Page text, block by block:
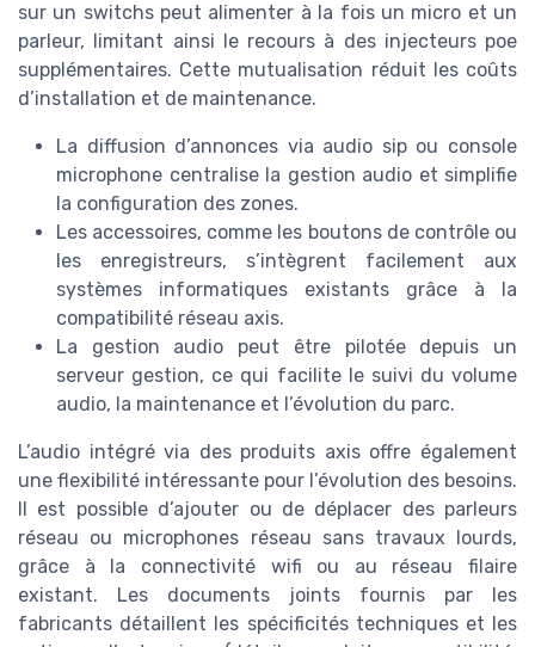
sur un switchs peut alimenter à la fois un micro et un
parleur, limitant ainsi le recours à des injecteurs poe
supplémentaires. Cette mutualisation réduit les coûts
d’installation et de maintenance.
La diffusion d’annonces via audio sip ou console
microphone centralise la gestion audio et simplifie
la configuration des zones.
Les accessoires, comme les boutons de contrôle ou
les enregistreurs, s’intègrent facilement aux
systèmes informatiques existants grâce à la
compatibilité réseau axis.
La gestion audio peut être pilotée depuis un
serveur gestion, ce qui facilite le suivi du volume
audio, la maintenance et l’évolution du parc.
L’audio intégré via des produits axis offre également
une flexibilité intéressante pour l’évolution des besoins.
Il est possible d’ajouter ou de déplacer des parleurs
réseau ou microphones réseau sans travaux lourds,
grâce à la connectivité wifi ou au réseau filaire
existant. Les documents joints fournis par les
fabricants détaillent les spécificités techniques et les